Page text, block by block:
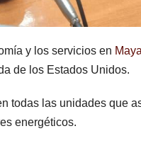
y los servicios en
de los Estados Unidos.
todas las unidades que
energéticos.